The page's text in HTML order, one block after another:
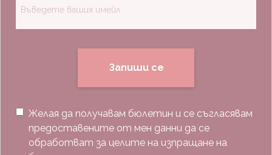
Запиши се
Желая да получавам бюлетин и се съгласявам
предоставените от мен данни да се
обработват за целите на изпращане на